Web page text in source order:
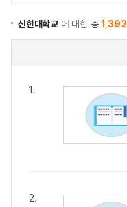
신한대학교 에 대한 총1,392
1.
2.